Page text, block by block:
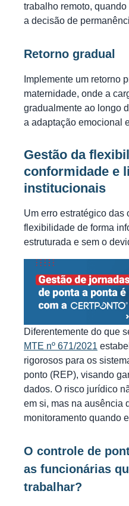
trabalho remoto,
a decisão de
Retorno gradual
Implemente um retorno
maternidade, onde a
gradualmente ao longo
a adaptação emocional
Gestão da
conformidade e
institucionais
Um erro estratégico das
flexibilidade de forma
estruturada e sem o
Diferentemente do que
MTE nº 671/2021
rigorosos para os
ponto (REP), visando
dados. O risco jurídico
em si, mas na ausência
monitoramento quando
O controle de
as funcionárias
trabalhar?